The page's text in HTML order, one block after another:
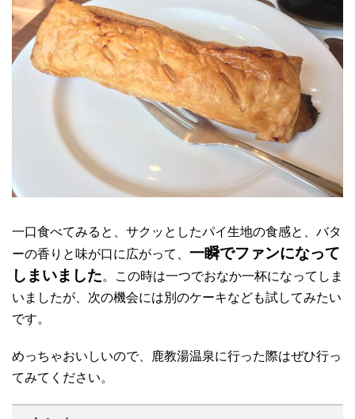
一口食べてみると、サクッとしたパイ生地の食感と、バタ
ーの香りと味が口に広がって、 一瞬でファンになって
しまいました。この時は一つでおなか一杯になってしま
いましたが、次の機会には別のケーキなども試してみたい
です。
めっちゃおいしいので、鹿教湯温泉に行った際はぜひ行っ
てみてください。